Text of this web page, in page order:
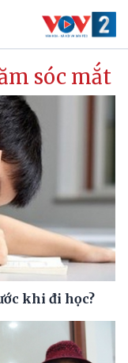
sóc mắt
khi đi học?